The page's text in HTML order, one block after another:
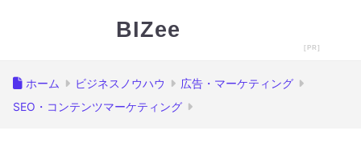
BIZee
ホーム ビジネスノウハウ
広告・マーケティング
SEO・コンテンツマーケティング